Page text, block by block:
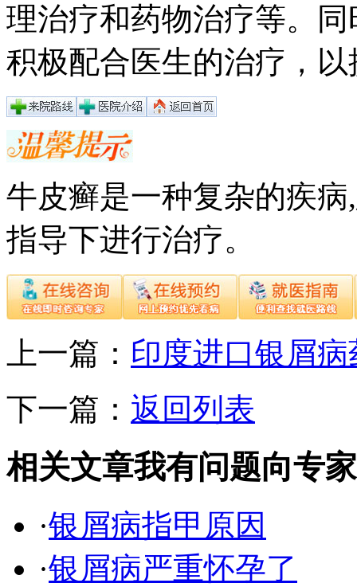
理治疗和药物治疗等。
积极配合医生的治疗，
牛皮癣是一种复杂的疾
指导下进行治疗。
上一篇： 印度进口银屑病
下一篇： 返回列表
相关文章我有问题向专
·银屑病指甲原因
·银屑病严重怀孕了